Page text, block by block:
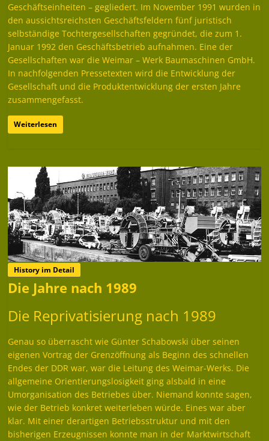
Geschäftseinheiten – gegliedert. Im November 1991 wurden in
den aussichtsreichsten Geschäftsfeldern fünf juristisch
selbständige Tochtergesellschaften gegründet, die zum 1.
Januar 1992 den Geschäftsbetrieb aufnahmen. Eine der
Gesellschaften war die Weimar – Werk Baumaschinen GmbH.
In nachfolgenden Pressetexten wird die Entwicklung der
Gesellschaft und die Produktentwicklung der ersten Jahre
zusammengefasst.
Weiterlesen
History im Detail
Die Jahre nach 1989
Die Reprivatisierung nach 1989
Genau so überrascht wie Günter Schabowski über seinen
eigenen Vortrag der Grenzöffnung als Beginn des schnellen
Endes der DDR war, war die Leitung des Weimar-Werks. Die
allgemeine Orientierungslosigkeit ging alsbald in eine
Umorganisation des Betriebes über. Niemand konnte sagen,
wie der Betrieb konkret weiterleben würde. Eines war aber
klar. Mit einer derartigen Betriebsstruktur und mit den
bisherigen Erzeugnissen konnte man in der Marktwirtschaft